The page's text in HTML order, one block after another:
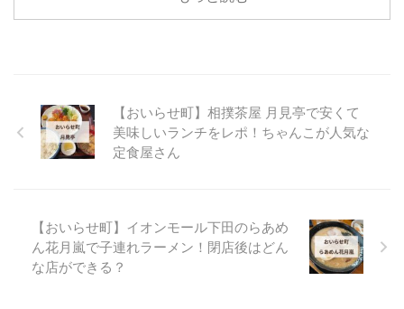
【おいらせ町】相撲茶屋 月見亭で安くて
美味しいランチをレポ！ちゃんこが人気な
定食屋さん
【おいらせ町】イオンモール下田のらあめ
ん花月嵐で子連れラーメン！閉店後はどん
な店ができる？